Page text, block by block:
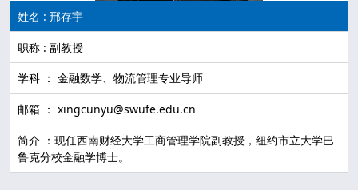
姓名 : 邢存宇
职称 : 副教授
学科 ： 金融数学、物流管理专业导师
邮箱 ： xingcunyu@swufe.edu.cn
简介 ：现任西南财经大学工商管理学院副教授，纽约市立大学巴
鲁克分校金融学博士。